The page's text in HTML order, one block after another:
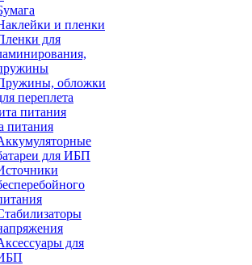
и пленки
для
обложки
переплета
питания
для ИБП
для